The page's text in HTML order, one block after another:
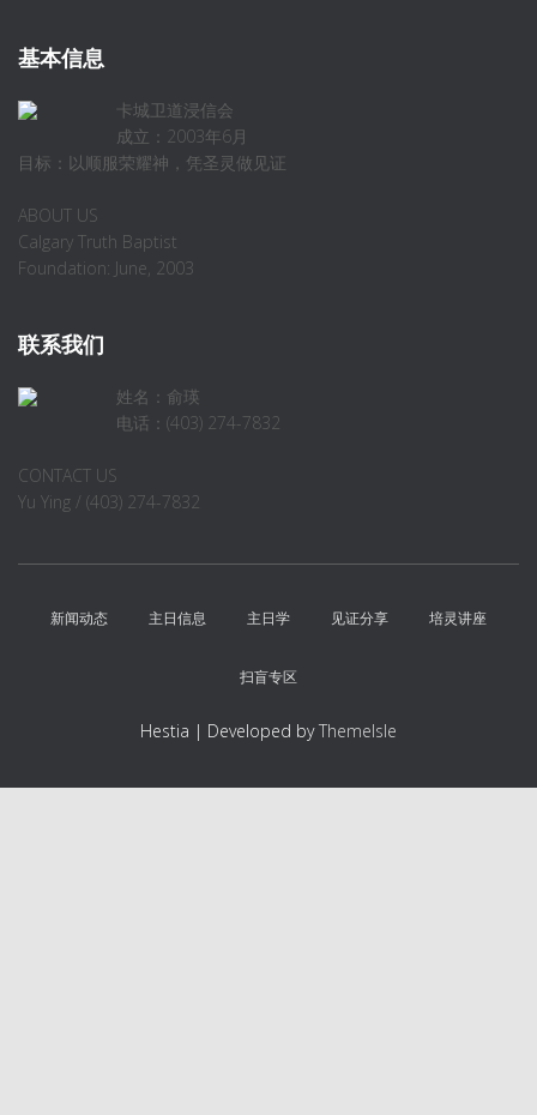
基本信息
卡城卫道浸信会
成立：2003年6月
目标：以顺服荣耀神，凭圣灵做见证
ABOUT US
Calgary Truth Baptist
Foundation: June, 2003
联系我们
姓名：俞瑛
电话：(403) 274-7832
CONTACT US
Yu Ying / (403) 274-7832
新闻动态 主日信息 主日学 见证分享 培灵讲座
扫盲专区
Hestia | Developed byThemeIsle